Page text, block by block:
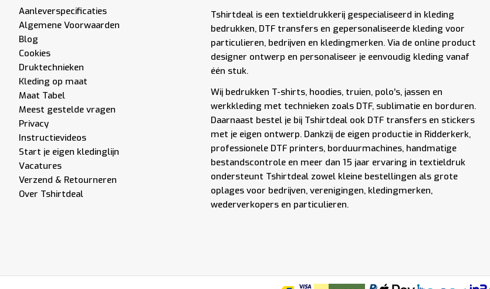
Aanleverspecificaties
Algemene Voorwaarden
Blog
Cookies
Druktechnieken
Kleding op maat
Maat Tabel
Meest gestelde vragen
Privacy
Instructievideos
Start je eigen kledinglijn
Vacatures
Verzend & Retourneren
Over Tshirtdeal
Tshirtdeal is een textieldrukkerij gespecialiseerd in kleding
bedrukken, DTF transfers en gepersonaliseerde kleding voor
particulieren, bedrijven en kledingmerken. Via de online product
designer ontwerp en personaliseer je eenvoudig kleding vanaf
één stuk.
Wij bedrukken T-shirts, hoodies, truien, polo’s, jassen en
werkkleding met technieken zoals DTF, sublimatie en borduren.
Daarnaast bestel je bij Tshirtdeal ook DTF transfers en stickers
met je eigen ontwerp. Dankzij de eigen productie in Ridderkerk,
professionele DTF printers, borduurmachines, handmatige
bestandscontrole en meer dan 15 jaar ervaring in textieldruk
ondersteunt Tshirtdeal zowel kleine bestellingen als grote
oplages voor bedrijven, verenigingen, kledingmerken,
wederverkopers en particulieren.